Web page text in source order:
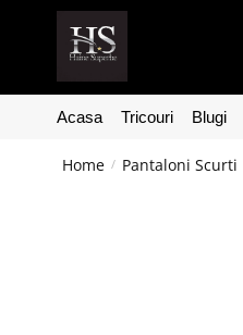
Acasa Tricouri Blugi
Home / Pantaloni Scurti